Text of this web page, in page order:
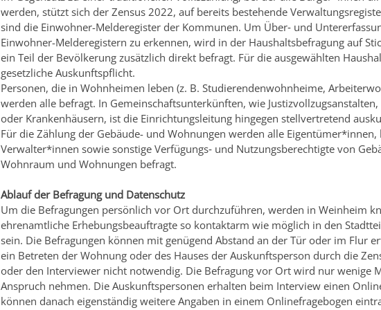
werden, stützt sich der Zensus 2022, auf bereits bestehende
sind die Einwohner-Melderegister der Kommunen. Um Über‐ und
Einwohner-Melderegistern zu erkennen, wird in der Haushaltsbefragung auf
ein Teil der Bevölkerung zusätzlich direkt befragt. Für die ausgewählten
gesetzliche Auskunftspflicht.
Personen, die in Wohnheimen leben (z. B. Studierendenwohnheime,
werden alle befragt. In Gemeinschaftsunterkünften, wie
oder Krankenhäusern, ist die Einrichtungsleitung hingegen stellvertretend
Für die Zählung der Gebäude- und Wohnungen werden alle Eigentümer*innen,
Verwalter*innen sowie sonstige Verfügungs‐ und Nutzungsberechtigte von
Wohnraum und Wohnungen befragt.
Ablauf der Befragung und Datenschutz
Um die Befragungen persönlich vor Ort durchzuführen, werden in Weinheim
ehrenamtliche Erhebungsbeauftragte so kontaktarm wie möglich in den
sein. Die Befragungen können mit genügend Abstand an der Tür oder im Flur
ein Betreten der Wohnung oder des Hauses der Auskunftsperson durch die
oder den Interviewer nicht notwendig. Die Befragung vor Ort wird nur wenige
Anspruch nehmen. Die Auskunftspersonen erhalten beim Interview einen
können danach eigenständig weitere Angaben in einem Onlinefragebogen